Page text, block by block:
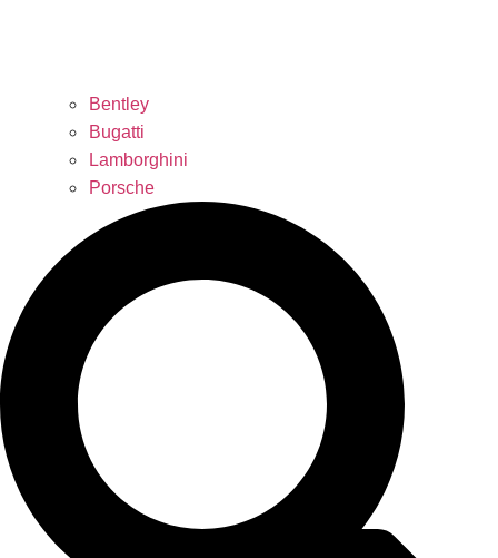
Bentley
Bugatti
Lamborghini
Porsche